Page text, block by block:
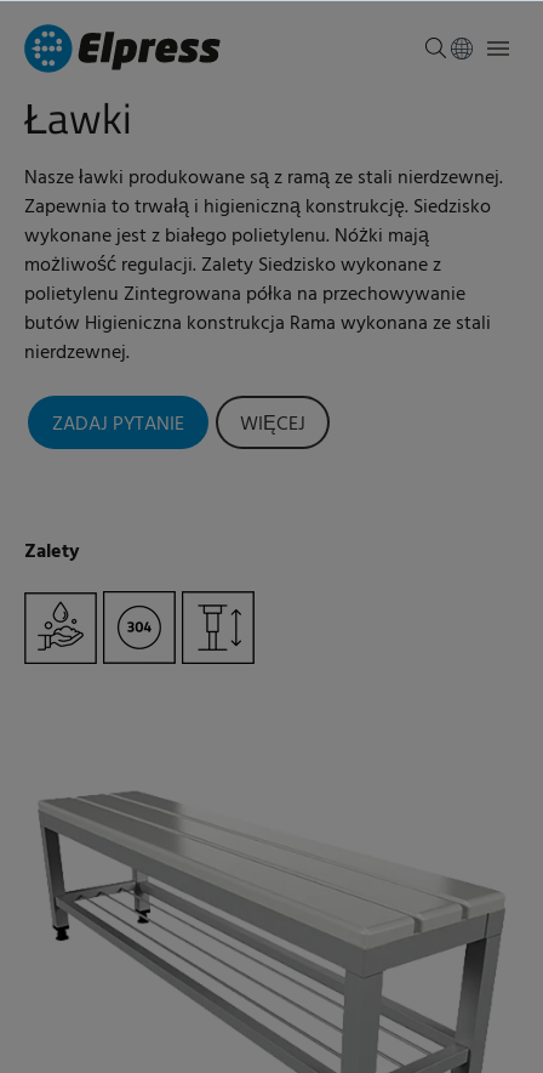
Ławki
Nasze ławki produkowane są z ramą ze stali nierdzewnej.
Zapewnia to trwałą i higieniczną konstrukcję. Siedzisko
wykonane jest z białego polietylenu. Nóżki mają
możliwość regulacji. Zalety Siedzisko wykonane z
polietylenu Zintegrowana półka na przechowywanie
butów Higieniczna konstrukcja Rama wykonana ze stali
nierdzewnej.
ZADAJ PYTANIE WIĘCEJ
Zalety